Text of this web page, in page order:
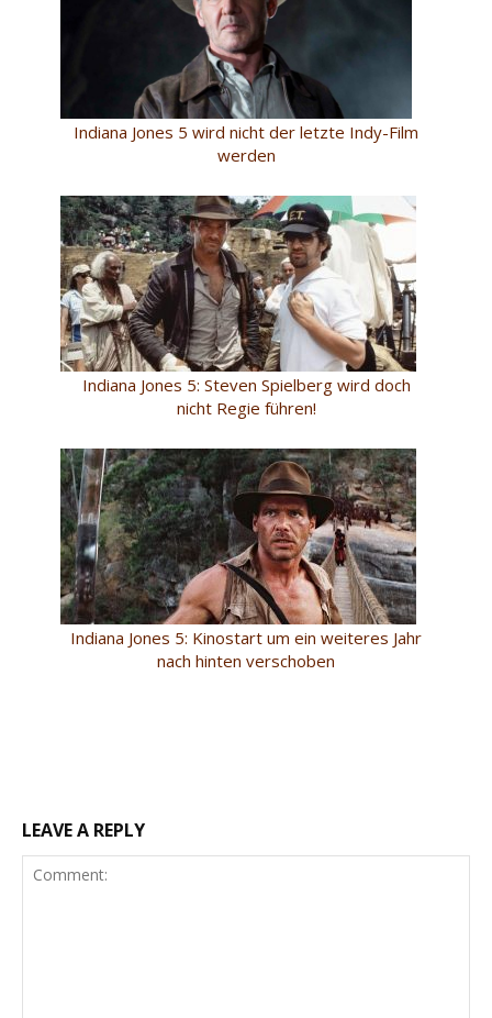
Indiana Jones 5 wird nicht der letzte Indy-Film
werden
Indiana Jones 5: Steven Spielberg wird doch
nicht Regie führen!
Indiana Jones 5: Kinostart um ein weiteres Jahr
nach hinten verschoben
LEAVE A REPLY